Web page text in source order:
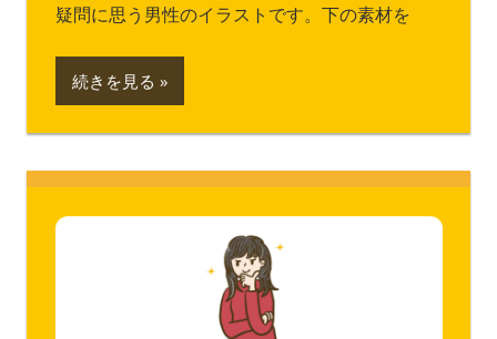
疑問に思う男性のイラストです。下の素材を
続きを見る